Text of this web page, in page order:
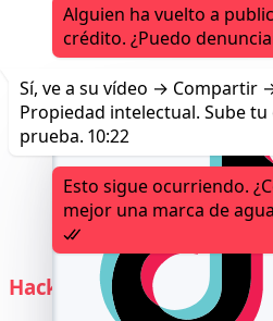
Alguien ha vuelto a
crédito. ¿Puedo
Sí, ve a su vídeo → Compartir
Propiedad intelectual. Sube
prueba. 10:22
Esto sigue ocurriendo.
mejor una marca de
Hackear las funciones